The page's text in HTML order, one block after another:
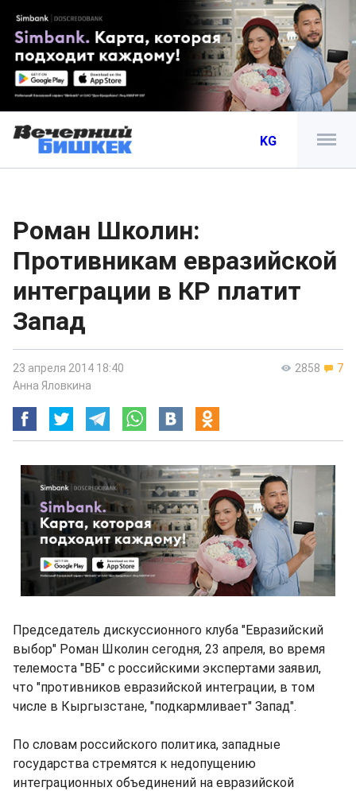
KG
Роман Школин:
Противникам евразийской
интеграции в КР платит
Запад
2858 7
23 апреля 2014 18:40
Анна Яловкина
Председатель дискуссионного клуба "Евразийский
выбор" Роман Школин сегодня, 23 апреля, во время
телемоста "ВБ" с российскими экспертами заявил,
что "противников евразийской интеграции, в том
числе в Кыргызстане, "подкармливает" Запад".
По словам российского политика, западные
государства стремятся к недопущению
интеграционных объединений на евразийской